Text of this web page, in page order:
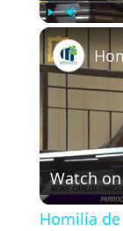
Watch on
Homilía